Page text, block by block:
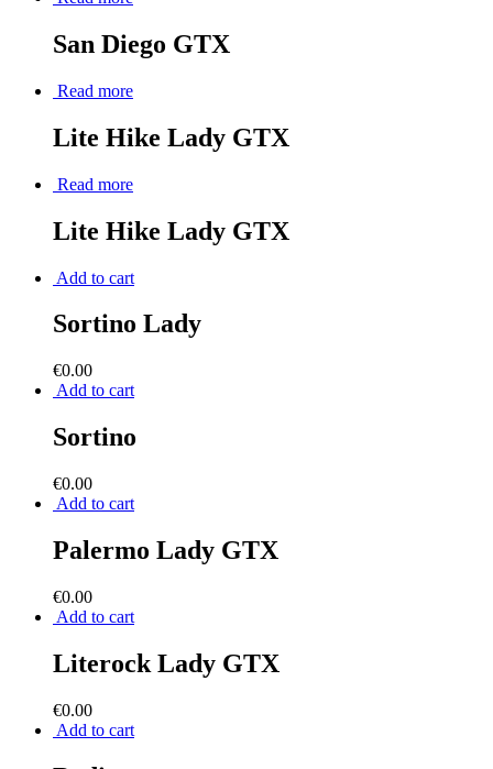
San Diego GTX
Read more
Lite Hike Lady GTX
Read more
Lite Hike Lady GTX
Add to cart
Sortino Lady
€0.00
Add to cart
Sortino
€0.00
Add to cart
Palermo Lady GTX
€0.00
Add to cart
Literock Lady GTX
€0.00
Add to cart